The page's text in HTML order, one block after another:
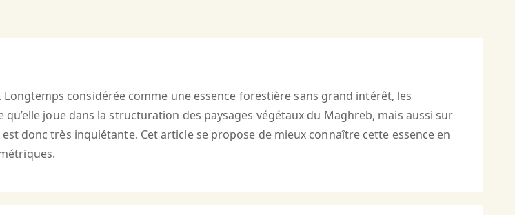
considérée comme une essence forestière sans grand intérêt, les
joue dans la structuration des paysages végétaux du Maghreb, mais aussi sur
donc très inquiétante. Cet article se propose de mieux connaître cette essence en